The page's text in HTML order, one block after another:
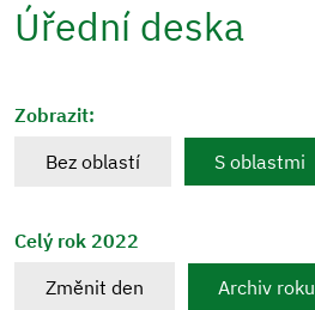
Úřední deska
Zobrazit:
Bez oblastí
S oblastmi
Celý rok 2022
Změnit den
Archiv roku